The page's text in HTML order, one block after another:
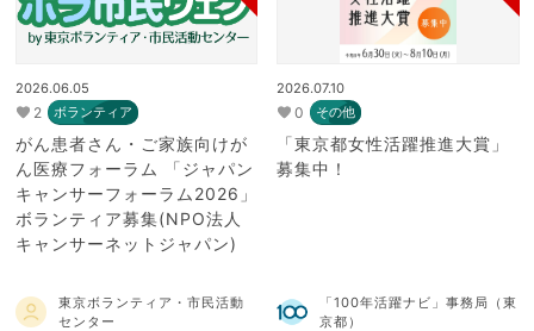
2026.06.05
2 ボランティア
がん患者さん・ご家族向けが
ん医療フォーラム 「ジャパン
キャンサーフォーラム2026」
ボランティア募集(NPO法人
キャンサーネットジャパン)
2026.07.10
0 その他
「東京都女性活躍推進大賞」
募集中！
東京ボランティア・市民活動
センター
「100年活躍ナビ」事務局（東
京都）